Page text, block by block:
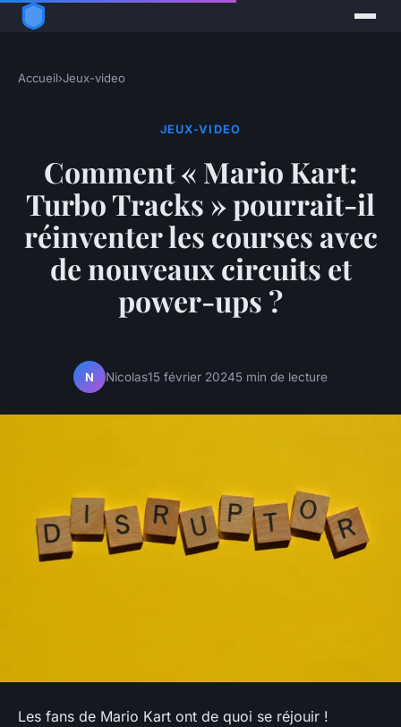
Accueil›Jeux-video
JEUX-VIDEO
Comment « Mario Kart:
Turbo Tracks » pourrait-il
réinventer les courses avec
de nouveaux circuits et
power-ups ?
N Nicolas15 février 20245 min de lecture
Les fans de Mario Kart ont de quoi se réjouir !